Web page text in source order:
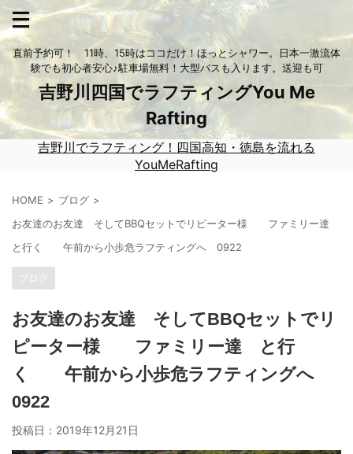
直前予約可！ 11時、15時はココだけ！ほっとシャワー。日本一激流体
験でも初心者安心♪駐車場無料！大型バスも入ります。送迎も可
吉野川四国でラフティングYou Me
Rafting
吉野川でラフティング！四国高知・徳島を流れる
YouMeRafting
HOME
ブログ
お友達のお友達 そしてBBQセットでリピーター様 ファミリー達
と行く 午前から小歩危ラフティングへ 0922
ブログ
お友達のお友達 そしてBBQセットでリ
ピーター様 ファミリー達 と行
く 午前から小歩危ラフティングへ
0922
投稿日： 2019年12月21日